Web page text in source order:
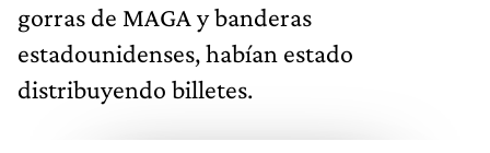
gorras de MAGA y banderas
estadounidenses, habían estado
distribuyendo billetes.